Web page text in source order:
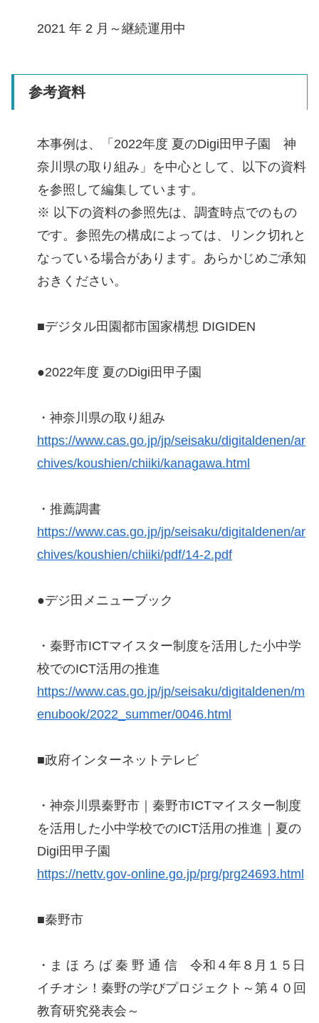
2021 年 2 月～継続運用中
参考資料
本事例は、「2022年度 夏のDigi田甲子園 神
奈川県の取り組み」を中心として、以下の資料
を参照して編集しています。
※ 以下の資料の参照先は、調査時点でのもの
です。参照先の構成によっては、リンク切れと
なっている場合があります。あらかじめご承知
おきください。
■デジタル田園都市国家構想 DIGIDEN
●2022年度 夏のDigi田甲子園
・神奈川県の取り組み
https://www.cas.go.jp/jp/seisaku/digitaldenen/ar
chives/koushien/chiiki/kanagawa.html
・推薦調書
https://www.cas.go.jp/jp/seisaku/digitaldenen/ar
chives/koushien/chiiki/pdf/14-2.pdf
●デジ田メニューブック
・秦野市ICTマイスター制度を活用した小中学
校でのICT活用の推進
https://www.cas.go.jp/jp/seisaku/digitaldenen/m
enubook/2022_summer/0046.html
■政府インターネットテレビ
・神奈川県秦野市｜秦野市ICTマイスター制度
を活用した小中学校でのICT活用の推進｜夏の
Digi田甲子園
https://nettv.gov-online.go.jp/prg/prg24693.html
■秦野市
・ま ほ ろ ば 秦 野 通 信 令和４年８月１５日
イチオシ！秦野の学びプロジェクト～第４０回
教育研究発表会～